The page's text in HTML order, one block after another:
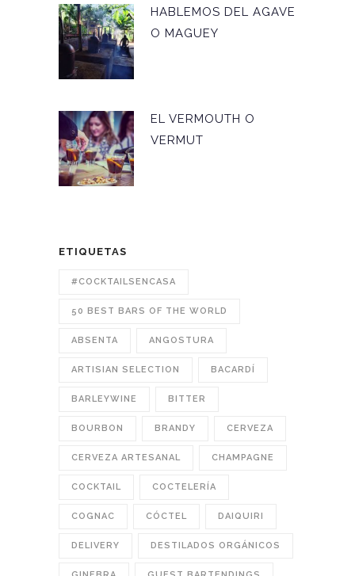
HABLEMOS DEL AGAVE
O MAGUEY
EL VERMOUTH O
VERMUT
ETIQUETAS
#COCKTAILSENCASA
50 BEST BARS OF THE WORLD
ABSENTA ANGOSTURA
ARTISIAN SELECTION BACARDÍ
BARLEYWINE BITTER
BOURBON BRANDY CERVEZA
CERVEZA ARTESANAL CHAMPAGNE
COCKTAIL COCTELERÍA
COGNAC CÓCTEL DAIQUIRI
DELIVERY DESTILADOS ORGÁNICOS